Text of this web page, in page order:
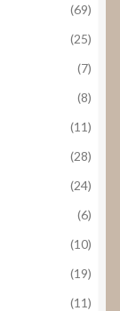
(69)
(25)
(7)
(8)
(11)
(28)
(24)
(6)
(10)
(19)
(11)